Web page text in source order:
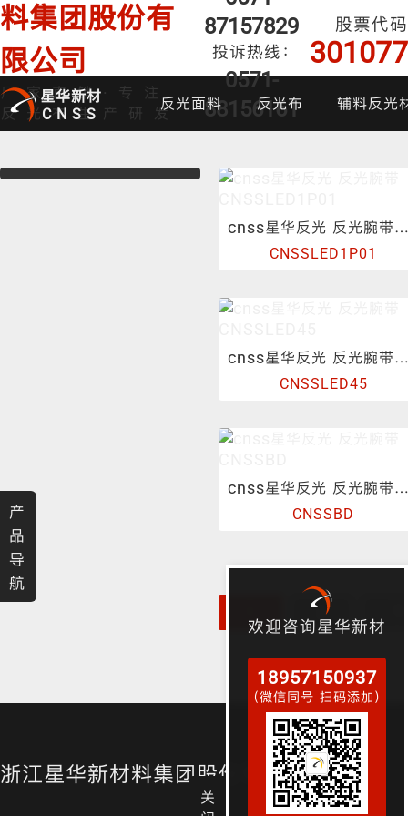
料集团股份有
限公司
厂家直销·专注
反光布生产研发
87157829
投诉热线：
0571-
88156161
股票代码
301077
星华新材
CNSS
反光面料
渐变反光面料
反光布 辅料反光
彩色反光布
cnss星华反光 反光腕带CNSSLED1P01
CNSSLED1P01
cnss星华反光 反光腕带CNSSLED45
CNSSLED45
cnss星华反光 反光腕带CNSSBD
CNSSBD
浙江星华新材料集团股份有限公司
产
品
导
航
关
欢迎咨询星华新材
18957150937
（微信同号 扫码添加）